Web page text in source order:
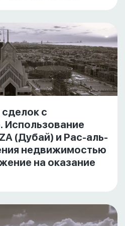
с
(Дубай) и Рас-аль-
недвижимостью
на оказание